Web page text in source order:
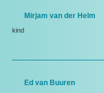
Mirjam van der Helm
kind
Ed van Buuren